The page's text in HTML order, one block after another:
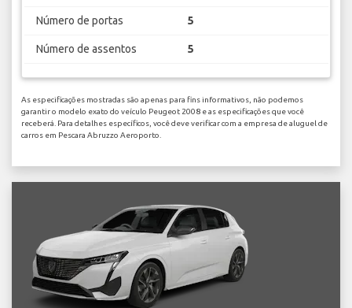
Número de portas 5
Número de assentos 5
As especificações mostradas são apenas para fins informativos, não podemos
garantir o modelo exato do veículo Peugeot 2008 e as especificações que você
receberá. Para detalhes específicos, você deve verificar com a empresa de aluguel de
carros em Pescara Abruzzo Aeroporto.